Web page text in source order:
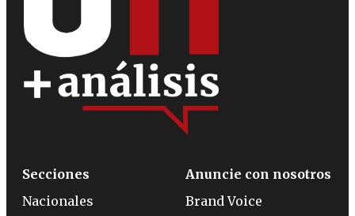
Secciones
Nacionales
Anuncie con nosotros
Brand Voice